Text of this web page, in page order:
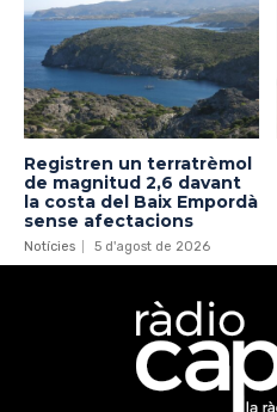
Registren un terratrèmol
de magnitud 2,6 davant
la costa del Baix Empordà
sense afectacions
Notícies 5 d'agost de 2026